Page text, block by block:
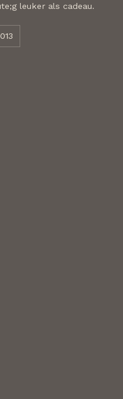
leuker als cadeau.